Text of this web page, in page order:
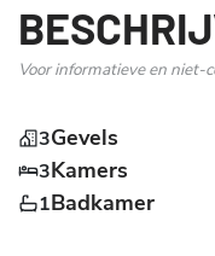
Voor informatieve en niet-
3Gevels
3Kamers
1Badkamer